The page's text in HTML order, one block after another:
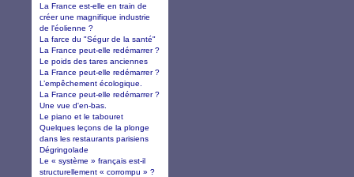
La France est-elle en train de
créer une magnifique industrie
de l'éolienne ?
La farce du "Ségur de la santé"
La France peut-elle redémarrer ?
Le poids des tares anciennes
La France peut-elle redémarrer ?
L’empêchement écologique.
La France peut-elle redémarrer ?
Une vue d'en-bas.
Le piano et le tabouret
Quelques leçons de la plonge
dans les restaurants parisiens
Dégringolade
Le « système » français est-il
structurellement « corrompu » ?